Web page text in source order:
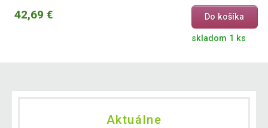
42,69 € Do košíka
skladom 1 ks
Aktuálne